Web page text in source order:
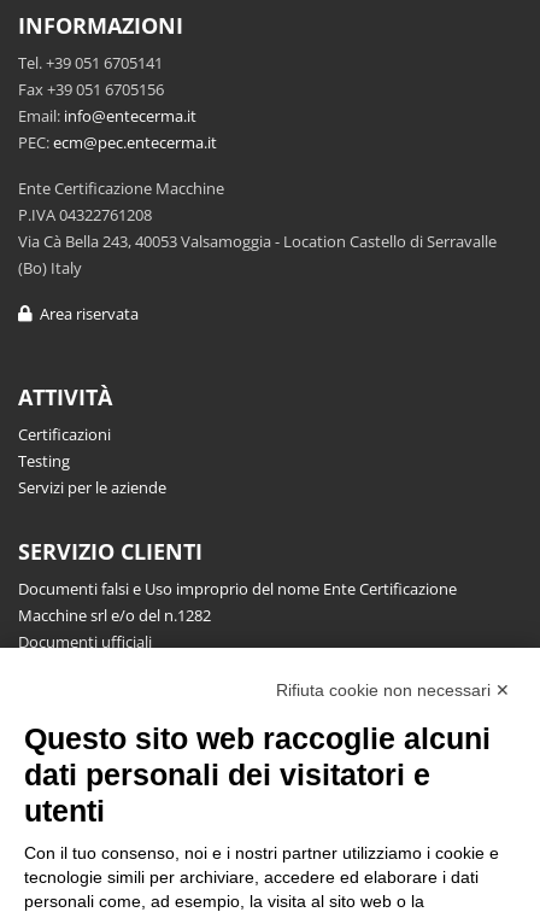
INFORMAZIONI
Tel. +39 051 6705141
Fax +39 051 6705156
Email: info@entecerma.it
PEC:ecm@pec.entecerma.it
Ente Certificazione Macchine
P.IVA 04322761208
Via Cà Bella 243, 40053 Valsamoggia - Location Castello di Serravalle
(Bo) Italy
Area riservata
ATTIVITÀ
Certificazioni
Testing
Servizi per le aziende
SERVIZIO CLIENTI
Documenti falsi e Uso improprio del nome Ente Certificazione
Macchine srl e/o del n.1282
Documenti ufficiali
NEWSLETTER
Resta aggiornato gratuitamente su tutte le novità.
Rifiuta cookie non necessari ✕
Questo sito web raccoglie alcuni
dati personali dei visitatori e
utenti
Con il tuo consenso, noi e i nostri partner utilizziamo i cookie e
tecnologie simili per archiviare, accedere ed elaborare i dati
personali come, ad esempio, la visita al sito web o la